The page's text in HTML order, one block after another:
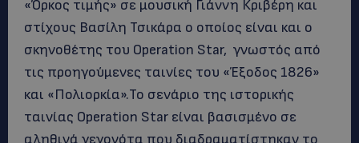
«Όρκος τιμής» σε μουσική Γιάννη Κριβέρη και
στίχους Βασίλη Τσικάρα ο οποίος είναι και ο
σκηνοθέτης του Operation Star, γνωστός από
τις προηγούμενες ταινίες του «Έξοδος 1826»
και «Πολιορκία».Το σενάριο της ιστορικής
ταινίας Operation Star είναι βασισμένο σε
αληθινά γεγονότα που διαδραματίστηκαν το